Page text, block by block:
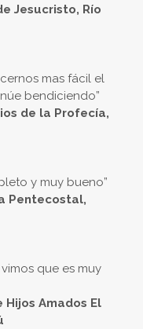
Jesucristo, Río
mas fácil el
bendiciendo”
de la Profecía,
y muy bueno”
Pentecostal,
que es muy
Amados El